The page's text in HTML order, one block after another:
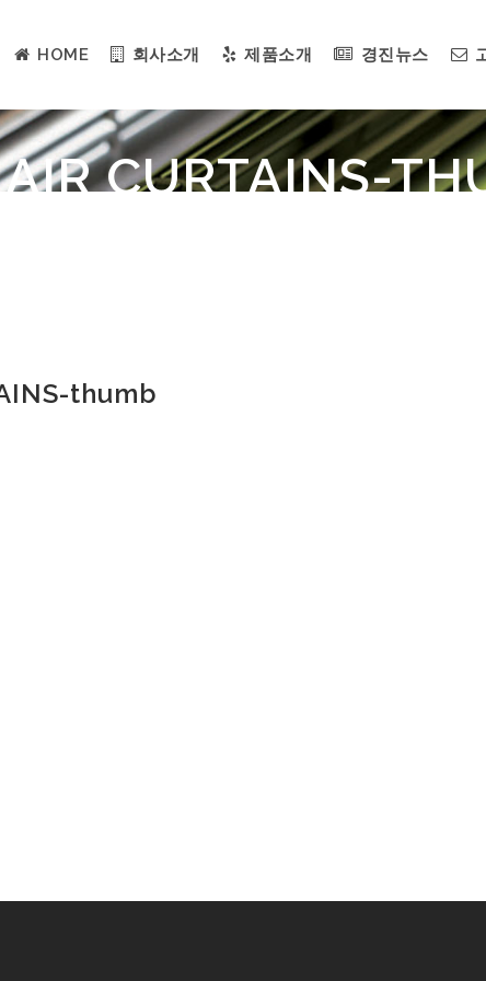
HOME 회사소개 제품소개 경진뉴스
CURTAINS-
thumb